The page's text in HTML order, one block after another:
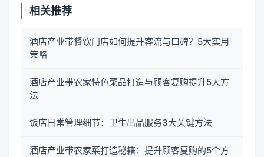
相关推荐
酒店产业带餐饮门店如何提升客流与口碑？5大实用
策略
酒店产业带农家特色菜品打造与顾客复购提升5大方
法
饭店日常管理细节：卫生出品服务3大关键方法
酒店产业带农家菜打造秘籍：提升顾客复购的5个方